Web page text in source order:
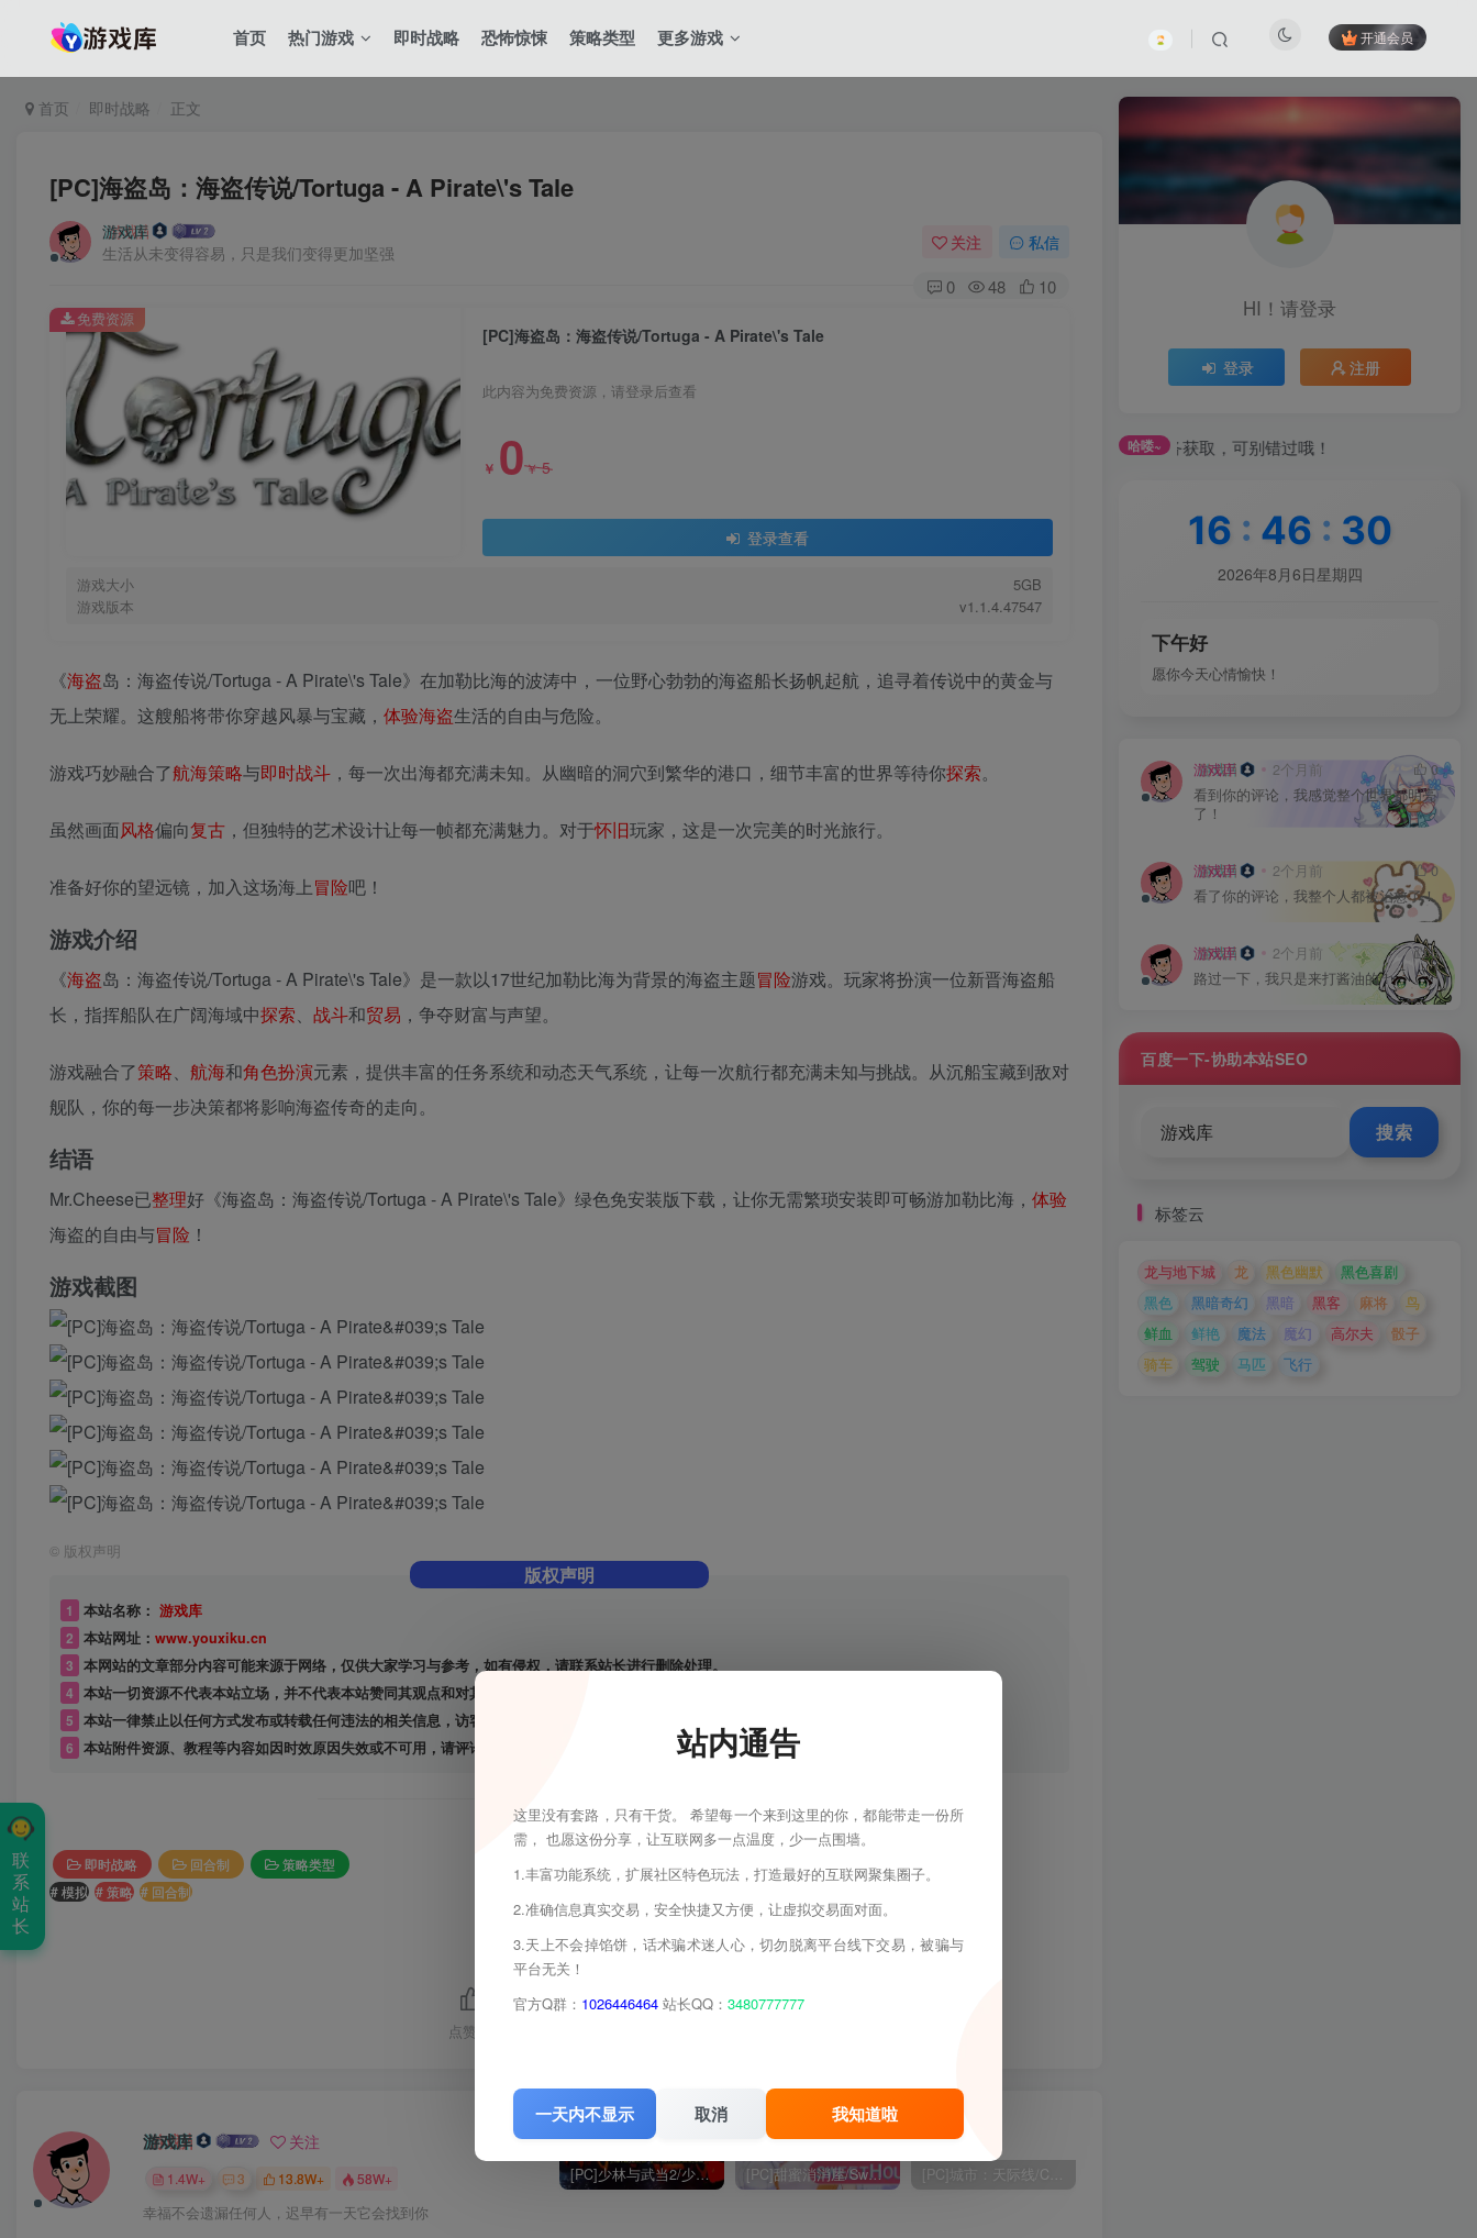
首页 热门游戏 即时战略 恐怖惊悚 策略类型 更多游戏 开通会员
首页 即时战略 正文
[PC]海盗岛：海盗传说/Tortuga - A Pirate\'s Tale
游戏库
生活从未变得容易，只是我们变得更加坚强
关注 私信
0 48 10
[PC]海盗岛：海盗传说/Tortuga - A Pirate\'s Tale
此内容为免费资源，请登录后查看
￥ 0￥5
登录查看
游戏大小
5GB
游戏版本
v1.1.4.47547
免费资源
《海盗岛：海盗传说/Tortuga - A Pirate\'s Tale》在加勒比海的波涛中，一位野心勃勃的海盗船长扬帆起航，追寻着传说中的黄金与
无上荣耀。这艘船将带你穿越风暴与宝藏， 体验海盗生活的自由与危险。
游戏巧妙融合了航海策略与即时战斗 ，每一次出海都充满未知。从幽暗的洞穴到繁华的港口，细节丰富的世界等待你探索。
虽然画面风格偏向复古 ，但独特的艺术设计让每一帧都充满魅力。对于怀旧玩家，这是一次完美的时光旅行。
准备好你的望远镜，加入这场海上冒险吧！
游戏介绍
《海盗岛：海盗传说/Tortuga - A Pirate\'s Tale》是一款以17世纪加勒比海为背景的海盗主题冒险游戏。玩家将扮演一位新晋海盗船
长，指挥船队在广阔海域中探索、 战斗和贸易 ，争夺财富与声望。
游戏融合了策略、 航海和角色扮演元素，提供丰富的任务系统和动态天气系统，让每一次航行都充满未知与挑战。从沉船宝藏到敌对
舰队，你的每一步决策都将影响海盗传奇的走向。
结语
Mr.Cheese已整理好《海盗岛：海盗传说/Tortuga - A Pirate\'s Tale》绿色免安装版下载，让你无需繁琐安装即可畅游加勒比海， 体验
海盗的自由与冒险 ！
游戏截图
© 版权声明
版权声明
1 本站名称： 游戏库
2 本站网址： www.youxiku.cn
3 本网站的文章部分内容可能来源于网络，仅供大家学习与参考，如有侵权，请联系站长进行删除处理。
4 本站一切资源不代表本站立场，并不代表本站赞同其观点和对其真实性负责。
5 本站一律禁止以任何方式发布或转载任何违法的相关信息，访客发现请向站长举报。
6 本站附件资源、教程等内容如因时效原因失效或不可用，请评论区留言或联系站长及时更新。
即时战略 回合制
策略类型
# 模拟 # 策略 # 回合制
喜欢就支持一下吧
点赞
游戏库 关注
1.4W+ 3 13.8W+ 58W+
幸福不会遗漏任何人，迟早有一天它会找到你
[PC]少林与武当2/少林vs武当2/Shaolin vs Wutang 2 [PC]甜蜜消消屋/Sweet House [PC]城市：天际线/Cities: Skylines
HI！请登录
登录 注册
哈喽~
全站积分可通过签到和每日任务获取，可别错过哦！
16 : 46 : 31
2026年8月6日星期四
下午好
愿你今天心情愉快！
游戏库 2个月前
0
看到你的评论，我感觉整个世界都明亮
了！
游戏库 2个月前
0
看了你的评论，我整个人都被治愈了！
游戏库 2个月前
0
路过一下，我只是来打酱油的！
百度一下-协助本站SEO
搜索
标签云
龙与地下城 龙 黑色幽默
黑色喜剧
黑色
黑暗奇幻 黑暗 黑客 麻将
鸟
鲜血
鲜艳 魔法 魔幻 高尔夫
骰子
骑车
驾驶 马匹 飞行
联
系
站
长
站内通告
这里没有套路，只有干货。 希望每一个来到这里的你，都能带走一份所
需， 也愿这份分享，让互联网多一点温度，少一点围墙。
1.丰富功能系统，扩展社区特色玩法，打造最好的互联网聚集圈子。
2.准确信息真实交易，安全快捷又方便，让虚拟交易面对面。
3.天上不会掉馅饼，话术骗术迷人心，切勿脱离平台线下交易，被骗与
平台无关！
官方Q群： 1026446464 站长QQ： 3480777777
一天内不显示 取消 我知道啦